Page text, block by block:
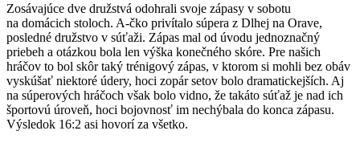
Zosávajúce dve družstvá odohrali svoje zápasy v sobotu
na domácich stoloch. A-čko privítalo súpera z Dlhej na Orave,
posledné družstvo v súťaži. Zápas mal od úvodu jednoznačný
priebeh a otázkou bola len výška konečného skóre. Pre našich
hráčov to bol skôr taký trénigový zápas, v ktorom si mohli bez obáv
vyskúšať niektoré údery, hoci zopár setov bolo dramatickejších. Aj
na súperových hráčoch však bolo vidno, že takáto súťaž je nad ich
športovú úroveň, hoci bojovnosť im nechýbala do konca zápasu.
Výsledok 16:2 asi hovorí za všetko.